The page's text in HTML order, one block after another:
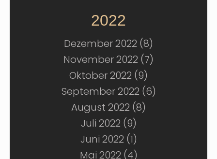
2022
Dezember 2022 (8)
November 2022 (7)
Oktober 2022 (9)
September 2022 (6)
August 2022 (8)
Juli 2022 (9)
Juni 2022 (1)
Mai 2022 (4)